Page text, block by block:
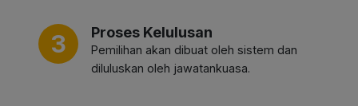
3 Proses Kelulusan
Pemilihan akan dibuat oleh sistem dan
diluluskan oleh jawatankuasa.